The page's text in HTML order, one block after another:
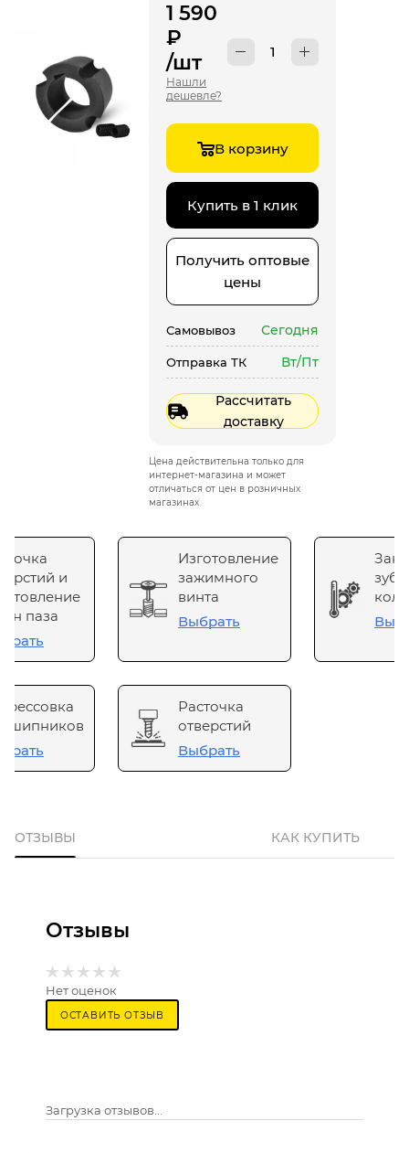
1 590
₽
/шт
Нашли
дешевле?
В корзину
Купить в 1 клик
Получить оптовые
цены
Самовывоз Сегодня
Отправка ТК Вт/Пт
Рассчитать
доставку
Цена действительна только для
интернет-магазина и может
отличаться от цен в розничных
магазинах
и
паза
Изготовление
зажимного
винта
Выбрать
Расточка
отверстий
Выбрать
ОТЗЫВЫ КАК КУПИТЬ
Отзывы
Нет оценок
ОСТАВИТЬ ОТЗЫВ
Загрузка отзывов...